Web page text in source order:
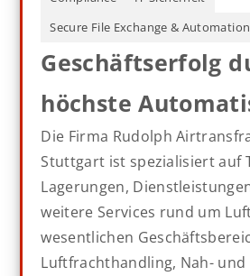
Secure File Exchange & Automation
Geschäftserfolg
höchste
Die Firma Rudolph
Stuttgart ist spezialisiert auf
Lagerungen,
weitere Services rund um
wesentlichen
Luftfrachthandling, Nah- und